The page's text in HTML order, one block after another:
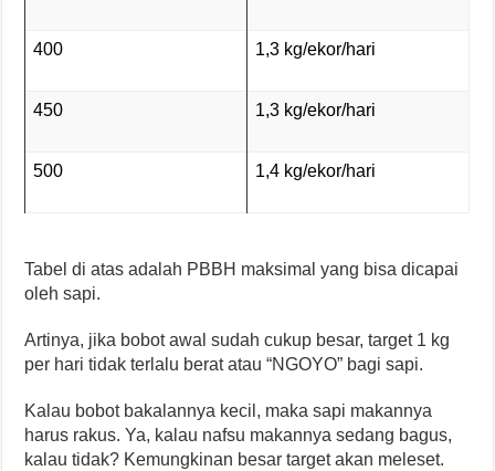
400 1,3 kg/ekor/hari
450 1,3 kg/ekor/hari
500 1,4 kg/ekor/hari
Tabel di atas adalah PBBH maksimal yang bisa dicapai
oleh sapi.
Artinya, jika bobot awal sudah cukup besar, target 1 kg
per hari tidak terlalu berat atau “NGOYO” bagi sapi.
Kalau bobot bakalannya kecil, maka sapi makannya
harus rakus. Ya, kalau nafsu makannya sedang bagus,
kalau tidak? Kemungkinan besar target akan meleset.